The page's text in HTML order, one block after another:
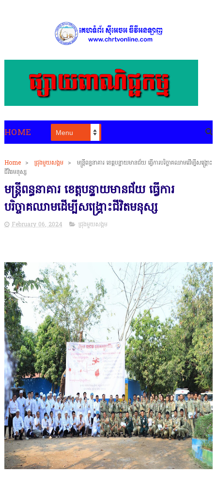
HOME
Home > ជ្រុងមួយសង្គម >
មន្រ្តីពន្ធនាគារ ខេត្តបន្ទាយមានជ័យ ធ្វើការបរិច្ចាគឈាមដើម្បីសង្គ្រោះ
ជីវិតមនុស្ស
មន្រ្តីពន្ធនាគារ ខេត្តបន្ទាយមានជ័យ ធ្វើការ
បរិច្ចាគឈាមដើម្បីសង្គ្រោះជីវិតមនុស្ស
February 06, 2024 ជ្រុងមួយសង្គម